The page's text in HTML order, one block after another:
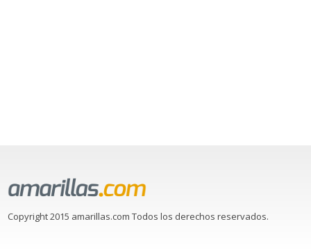
Copyright 2015 amarillas.com Todos los derechos reservados.